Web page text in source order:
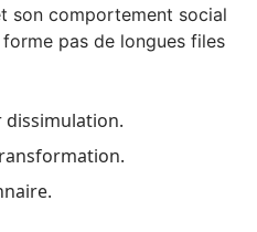
son comportement social
pas de longues files
dissimulation.